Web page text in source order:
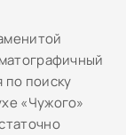
по поиску
«Чужого»